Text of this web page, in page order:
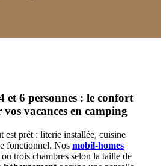
et 6 personnes : le confort
vacances en camping
est prêt : literie installée, cuisine
fonctionnel. Nos mobil-homes
trois chambres selon la taille de